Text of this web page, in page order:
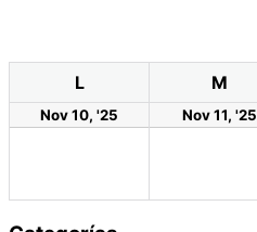
L M
Nov 10, '25 Nov 11, '25